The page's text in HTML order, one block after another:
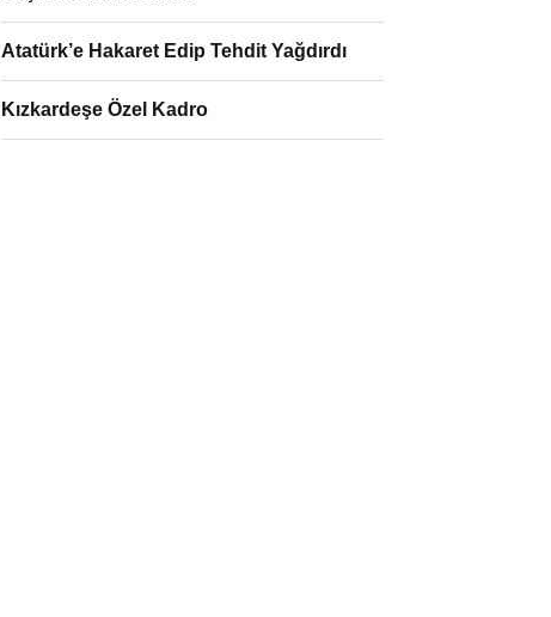
Atatürk’e Hakaret Edip Tehdit Yağdırdı
Kızkardeşe Özel Kadro